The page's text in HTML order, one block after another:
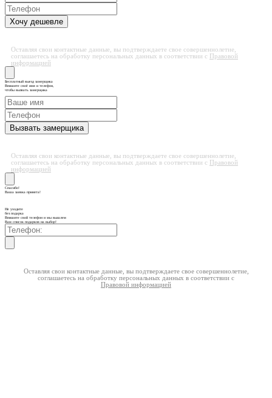
Оставляя свои контактные данные, вы подтверждаете свое совершеннолетие,
соглашаетесь на обработку персональных данных в соответствии с Правовой
информацией
Бесплатный выезд замерщика
Впишите своё имя и телефон,
чтобы вызвать замерщика
Оставляя свои контактные данные, вы подтверждаете свое совершеннолетие,
соглашаетесь на обработку персональных данных в соответствии с Правовой
информацией
Спасибо!
Ваша заявка принята!
Не уходите
без подарка
Впишите свой телефон и мы вышлем
Вам список подарков на выбор!
Оставляя свои контактные данные, вы подтверждаете свое совершеннолетие,
соглашаетесь на обработку персональных данных в соответствии с
Правовой информацией